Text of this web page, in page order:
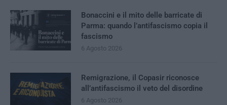
Bonaccini e il mito delle barricate di
Parma: quando l’antifascismo copia il
fascismo
6 Agosto 2026
Remigrazione, il Copasir riconosce
all’antifascismo il veto del disordine
6 Agosto 2026